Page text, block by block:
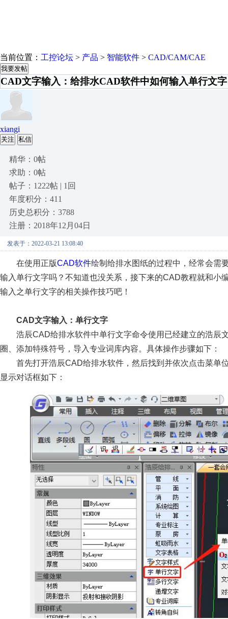
当前位置： 工控论坛 > 产品 > 智能软件 > CAD/CAM/CAE
我要发帖
CAD文字输入：给排水CAD软件中如何输入单行文
xiangi
关注 私信
精华：0帖
求助：0帖
帖子：1222帖 | 1回
年度积分：411
历史总积分：3788
注册：2018年12月04日
发表于：2022-03-21 13:08:40
在使用正版CAD软件绘制给排水图纸的过程中，经常会需
输入单行文字吗？不知道也没关系，接下来的CAD教程就和
输入之单行文字的相关操作技巧吧！
CAD文字输入：单行文字
浩辰CAD给排水软件中单行文字命令使用已经建立的浩辰
圈、添加特殊符号，导入专业词库内容。具体操作步骤如下：
首先打开浩辰CAD给排水软件，然后找到并依次点击菜
显示对话框如下：